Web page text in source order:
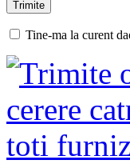
Tine-ma la curent